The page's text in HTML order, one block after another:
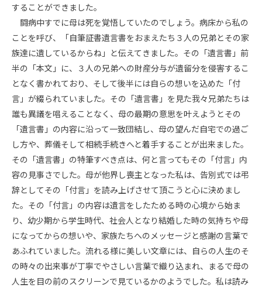
することができました。
闘病中すでに母は死を覚悟していたのでしょう。病床から私の
ことを呼び、「自筆証書遺言書をおまえたち３人の兄弟とその家
族達に遺しているからね」と伝えてきました。その「遺言書」前
半の「本文」に、３人の兄弟への財産分与が遺留分を侵害するこ
となく書かれており、そして後半には自らの想いを込めた「付
言」が綴られていました。その「遺言書」を見た我々兄弟たちは
誰も異議を唱えることなく、母の最期の意思を叶えようとその
「遺言書」の内容に沿って一致団結し、母の望んだ自宅での過ご
し方や、葬儀そして相続手続きへと着手することが出来ました。
その「遺言書」の特筆すべき点は、何と言ってもその「付言」内
容の見事さでした。母が他界し喪主となった私は、告別式では弔
辞としてその「付言」を読み上げさせて頂こうと心に決めまし
た。その「付言」の内容は遺言をしたためる時の心境から始ま
り、幼少期から学生時代、社会人となり結婚した時の気持ちや母
になってからの想いや、家族たちへのメッセージと感謝の言葉で
あふれていました。流れる様に美しい文章には、自らの人生のそ
の時々の出来事が丁寧でやさしい言葉で織り込まれ、まるで母の
人生を目の前のスクリーンで見ているかのようでした。私は読み